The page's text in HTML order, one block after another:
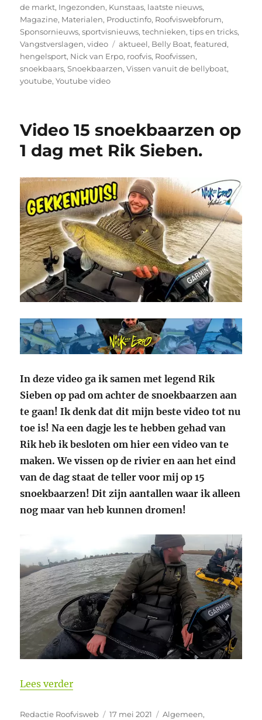
op
de markt, Ingezonden, Kunstaas, laatste nieuws,
Magazine, Materialen, Productinfo, Roofviswebforum,
Sponsornieuws,sportvisnieuws,technieken,tips en tricks,
Vangstverslagen,video Tags
aktueel, Belly Boat,featured,
hengelsport, Nick van Erpo, roofvis, Roofvissen,
snoekbaars,Snoekbaarzen,Vissen vanuit de bellyboat,
youtube,Youtube video
Video 15 snoekbaarzen op
1 dag met Rik Sieben.
In deze video ga ik samen met legend Rik
Sieben op pad om achter de snoekbaarzen aan
te gaan! Ik denk dat dit mijn beste video tot nu
toe is! Na een dagje les te hebben gehad van
Rik heb ik besloten om hier een video van te
maken. We vissen op de rivier en aan het eind
van de dag staat de teller voor mij op 15
snoekbaarzen! Dit zijn aantallen waar ik alleen
nog maar van heb kunnen dromen!
Lees verder“Video 15 snoekbaarzen op 1 dag met
Auteur
Redactie Roofvisweb
Geplaatst
17 mei 2021 Categorieën
Algemeen,